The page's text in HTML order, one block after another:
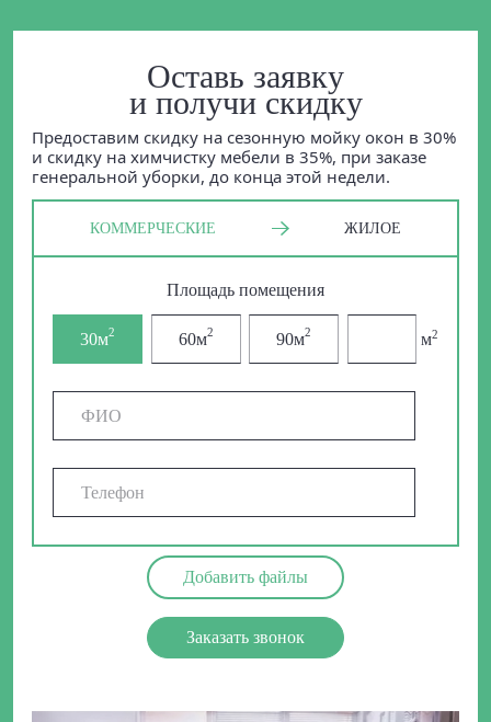
Оставь заявку
и получи скидку
Предоставим скидку на сезонную мойку окон в 30%
и скидку на химчистку мебели в 35%, при заказе
генеральной уборки, до конца этой недели.
КОММЕРЧЕСКИЕ ЖИЛОЕ
Площадь помещения
30м2 60м2 90м2 м2
Добавить файлы